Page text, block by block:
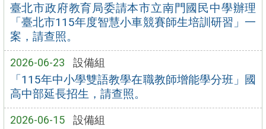
臺北市政府教育局委請本市立南門國民中學辦理
「臺北市115年度智慧小車競賽師生培訓研習」一
案，請查照。
2026-06-23 設備組
「115年中小學雙語教學在職教師增能學分班」國
高中部延長招生，請查照。
2026-06-15 設備組